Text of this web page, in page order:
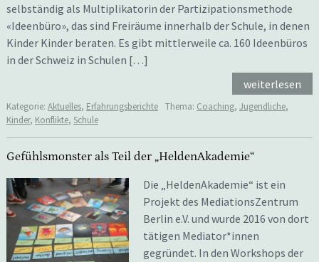
selbständig als Multiplikatorin der Partizipationsmethode
«Ideenbüro», das sind Freiräume innerhalb der Schule, in denen
Kinder Kinder beraten. Es gibt mittlerweile ca. 160 Ideenbüros
in der Schweiz in Schulen […]
weiterlesen
Kategorie: Aktuelles, Erfahrungsberichte Thema: Coaching, Jugendliche,
Kinder, Konflikte, Schule
Gefühlsmonster als Teil der „HeldenAkademie“
Die „HeldenAkademie“ ist ein
Projekt des MediationsZentrum
Berlin e.V. und wurde 2016 von dort
tätigen Mediator*innen
gegründet. In den Workshops der